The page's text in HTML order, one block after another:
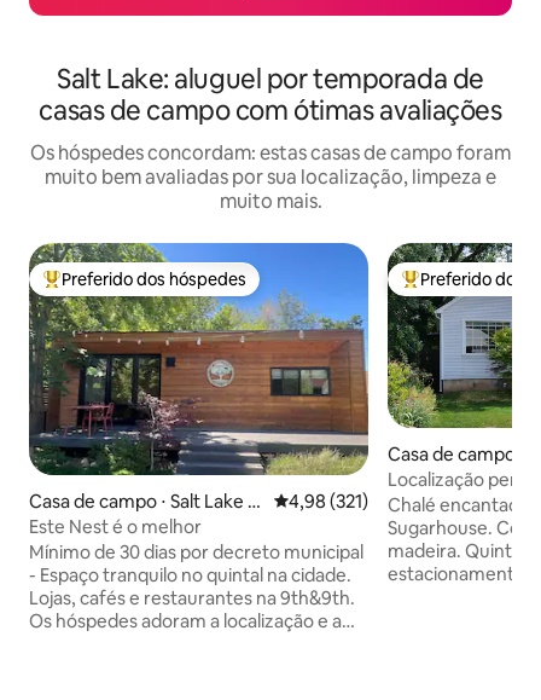
Salt Lake: aluguel por temporada de
casas de campo com ótimas avaliações
Os hóspedes concordam: estas casas de campo foram
muito bem avaliadas por sua localização, limpeza e
muito mais.
Entre os melhores preferidos dos hóspedes
Preferido dos hóspedes
Casa de campo ⋅ Salt Lake Ci
ty
4,98 de uma avaliação média de
4,98 (321)
Este Nest é o melhor
Mínimo de 30 dias por decreto municipal
- Espaço tranquilo no quintal na cidade.
Lojas, cafés e restaurantes na 9th&9th.
Os hóspedes adoram a localização e a
Entre os
Preferido dos
Casa de campo ⋅
ity
Localização
Chalé
Sugarhouse.
madeira. Quintal privativo,
estacionamento